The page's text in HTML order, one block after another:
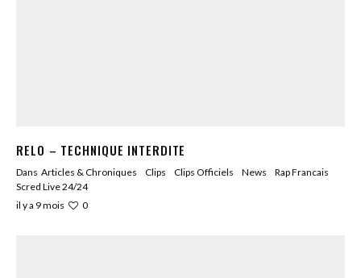
RELO – TECHNIQUE INTERDITE
Dans Articles & Chroniques Clips Clips Officiels News
Rap Francais
Scred Live 24/24
il y a 9 mois
0